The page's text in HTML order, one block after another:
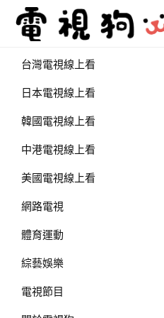
台灣電視線上看
日本電視線上看
韓國電視線上看
中港電視線上看
美國電視線上看
網路電視
體育運動
綜藝娛樂
電視節目